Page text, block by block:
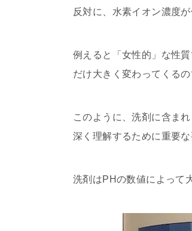
反対に、水素イオン濃度
例えると「女性的」な性
だけ大きく変わってくるの
このように、洗剤に含ま
深く理解するために重要な
洗剤はPHの数値によって